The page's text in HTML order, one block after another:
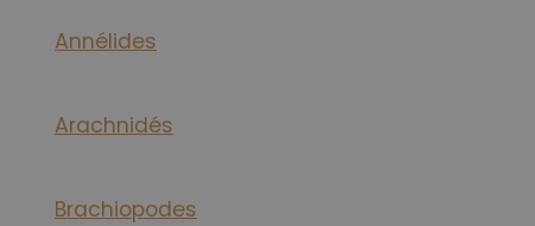
Annélides
Arachnidés
Brachiopodes